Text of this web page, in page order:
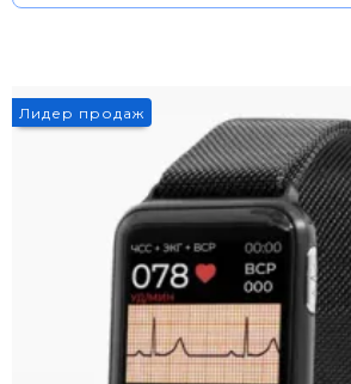
Лидер продаж